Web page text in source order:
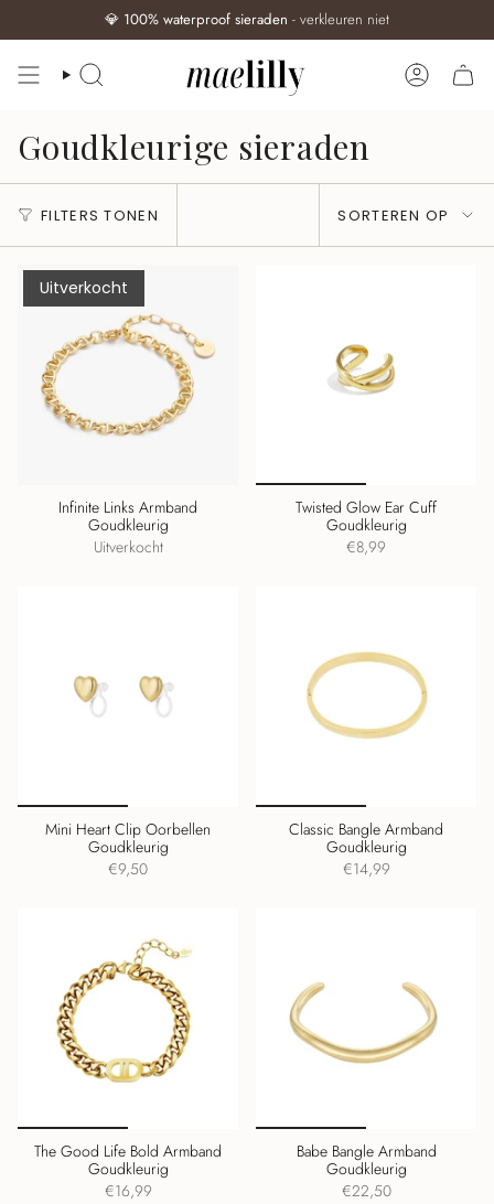
💎 100% waterproof sieraden - verkleuren niet
ZOEKEN
Goudkleurige sieraden
FILTERS TONEN
op
SORTEREN OP
Uitverkocht
Infinite Links Armband
Goudkleurig
Uitverkocht
Twisted Glow Ear Cuff
Goudkleurig
€8,99
Mini Heart Clip Oorbellen
Goudkleurig
€9,50
Classic Bangle Armband
Goudkleurig
€14,99
The Good Life Bold Armband
Goudkleurig
€16,99
Babe Bangle Armband
Goudkleurig
€22,50